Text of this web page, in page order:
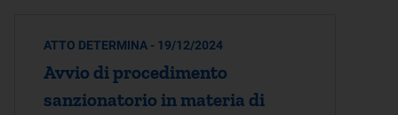
ATTO DETERMINA - 19/12/2024
Avvio di procedimento
sanzionatorio in materia di